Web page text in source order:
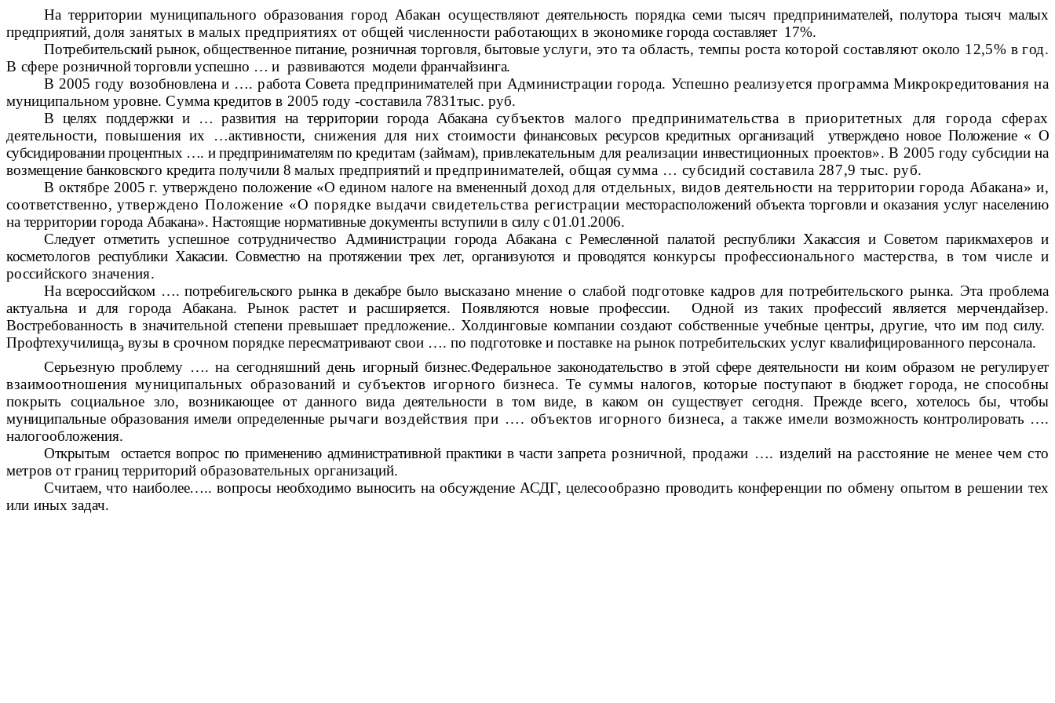
На территории муниципального образования город Абакан осуществляют деятельность порядка семи тысяч предпринимателей, полутора тысяч малых
предприятий, доля занятых в малых предприятиях от общей численности работающих в экономикегорода составляет 17%.
Потребительский рынок, общественное питание, розничная торговля, бытовые услуги, это та область, темпы роста которой составляют около 12,5% в год.
В сферерозничной торговли успешно … и развиваются модели франчайзинга.
В 2005 году возобновлена и …. работа Совета предпринимателей при Администрации города. Успешно реализуется программа Микрокредитования на
муниципальном уровне. Сумма кредитов в 2005 roдy -составила 7831тыс. руб.
В целях поддержки и … развития на территории города Абакана субъектов малого предпринимательства в приоритетных для города сферах
деятельности, повышения их …активности, снижения для них стоимости финансовых ресурсов кредитных организаций утверждено новое Положение « О
субсидировании процентных …. и предпринимателям покредитам (займам), привлекательным для реализации инвестиционных проектов». В 2005году субсидии на
возмещение банковского кредита получили 8 малых предприятий и предпринимателей, общая сумма … субсидий составила 287,9 тыс. руб.
В октябре 2005 г. утверждено положение «О едином налоге на вмененный доходдля отдельных, видов деятельности на территории города Абакана» и,
соответственно,утверждено Положение «О порядке выдачи свидетельства регистрации месторасположений объекта торговли и оказания услуг населению
на территории городаАбакана». Настоящие нормативные документы вступили в силу с 01.01.2006.
Следует отметить успешное сотрудничество Администрации города Абакана сРемесленной палатой республики Хакассия и Советом парикмахеров и
косметологовреспублики Хакасии. Coвместно на протяжении трех лет, организуются и проводятся конкурсы профессионального мастерства, в том числе и
российского значения.
На всероссийском …. потре6игельского рынка в декабре было высказано мнение о слабой подготовке кадров для потребительского рынка. Эта проблема
актуальна и для города Абакана. Рынок растет и расширяется. Появляются новые профессии. Одной из таких профессий является мерчендайзер.
Востребованность в значительной степени превышает предложение.. Холдинговые компании создают собственные учебные центры, другие, что им под силу.
Профтехучилищаэ вузы в срочном порядке пересматривают свои …. по подготовке и поставке на рынок потребительских услуг квалифицированного персонала.
Серьезную проблему …. на сегодняшний день игорный бизнес.Федеральное законодательство в этой сфере деятельности ни коим образом не регулирует
взаимоотношения муниципальных образований и субъектов игорного бизнеса. Те суммыналогов, которые поступают в бюджет города, не способны
покрыть социальное зло,возникающее от данного вида деятельности в том виде, в каком он существует сегодня. Прежде всего, хотелось бы, чтобы
муниципальные образования имели определенные рычаги воздействия при …. объектов игорногo бизнеса, а также имели возможность контролировать ….
налогообложения.
Открытым остается вопрос по применению административной практики в части запрета розничной, продажи …. изделий на расстояние не менее чем сто
метров от границ территорий образовательных организаций.
Считаем, что наиболее….. вопросы необходимо выносить на обсуждение АСДГ, целесообразно проводить конференции по обмену опытом в решении тех
или иных задач.